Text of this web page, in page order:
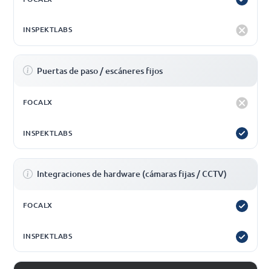
Puertas de paso / escáneres fijos
Integraciones de hardware (cámaras fijas / CCTV)